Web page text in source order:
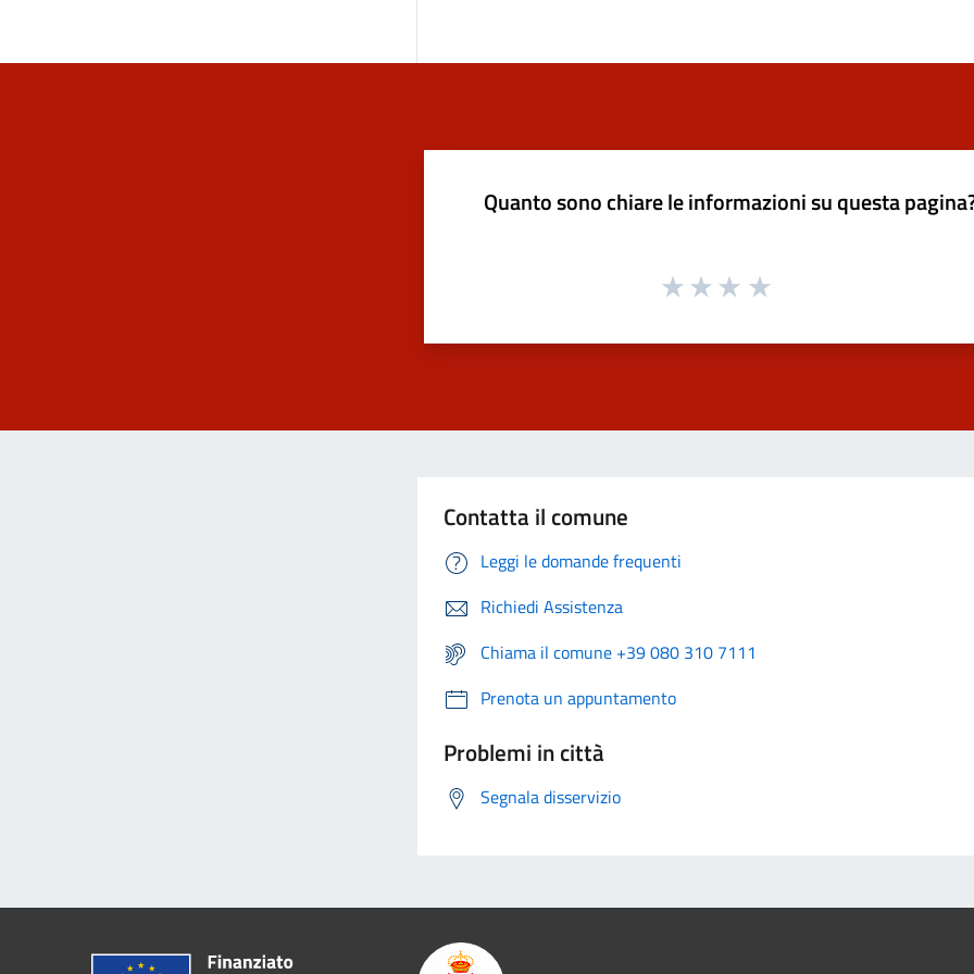
Quanto sono chiare le informazioni su questa
Contatta il comune
Leggi le domande frequenti
Richiedi Assistenza
Chiama il comune +39 080 310 7111
Prenota un appuntamento
Problemi in città
Segnala disservizio